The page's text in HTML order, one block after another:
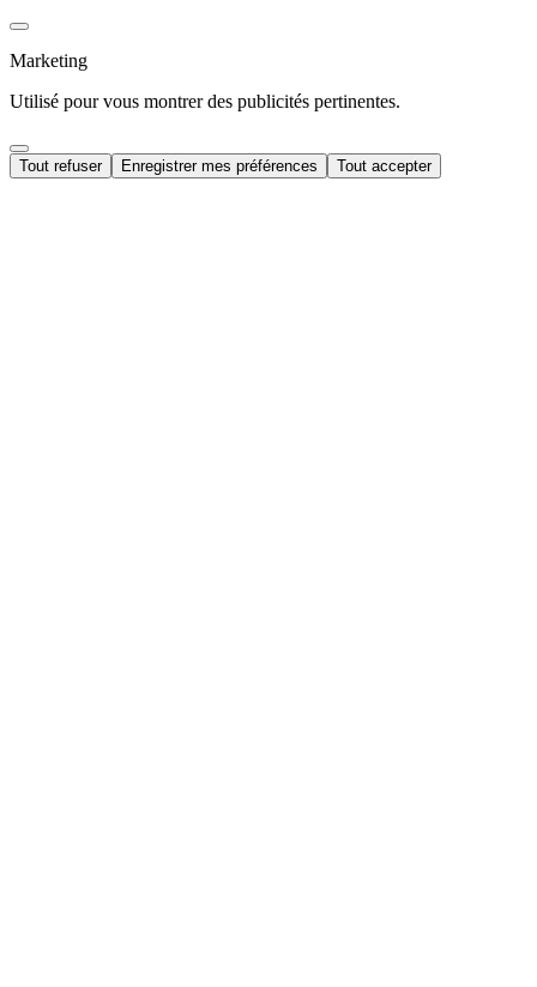
Marketing
Utilisé pour vous montrer des publicités pertinentes.
Tout refuser Enregistrer mes préférences Tout accepter